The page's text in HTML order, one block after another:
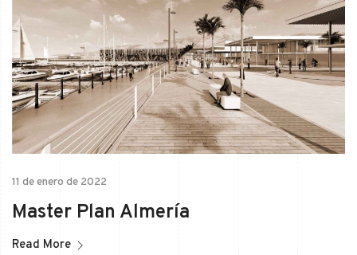
11 de enero de 2022
Master Plan Almería
Read More